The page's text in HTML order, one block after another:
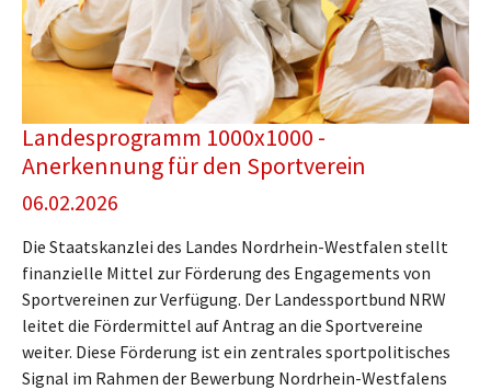
Landesprogramm 1000x1000 -
Anerkennung für den Sportverein
06.02.2026
Die Staatskanzlei des Landes Nordrhein-Westfalen stellt
finanzielle Mittel zur Förderung des Engagements von
Sportvereinen zur Verfügung. Der Landessportbund NRW
leitet die Fördermittel auf Antrag an die Sportvereine
weiter. Diese Förderung ist ein zentrales sportpolitisches
Signal im Rahmen der Bewerbung Nordrhein-Westfalens